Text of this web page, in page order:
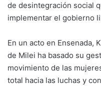
de desintegración social
implementar el gobierno
En un acto en Ensenada,
de Milei ha basado su
movimiento de las
total hacia las luchas y